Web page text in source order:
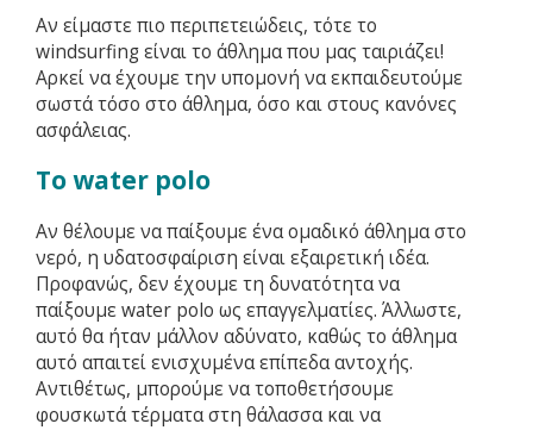
Αν είμαστε πιο περιπετειώδεις, τότε το
windsurfing είναι το άθλημα που μας ταιριάζει!
Αρκεί να έχουμε την υπομονή να εκπαιδευτούμε
σωστά τόσο στο άθλημα, όσο και στους κανόνες
ασφάλειας.
Το water polo
Αν θέλουμε να παίξουμε ένα ομαδικό άθλημα στο
νερό, η υδατοσφαίριση είναι εξαιρετική ιδέα.
Προφανώς, δεν έχουμε τη δυνατότητα να
παίξουμε water polo ως επαγγελματίες. Άλλωστε,
αυτό θα ήταν μάλλον αδύνατο, καθώς το άθλημα
αυτό απαιτεί ενισχυμένα επίπεδα αντοχής.
Αντιθέτως, μπορούμε να τοποθετήσουμε
φουσκωτά τέρματα στη θάλασσα και να